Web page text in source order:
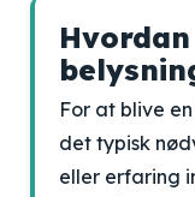
For at blive
det typisk
eller erfaring